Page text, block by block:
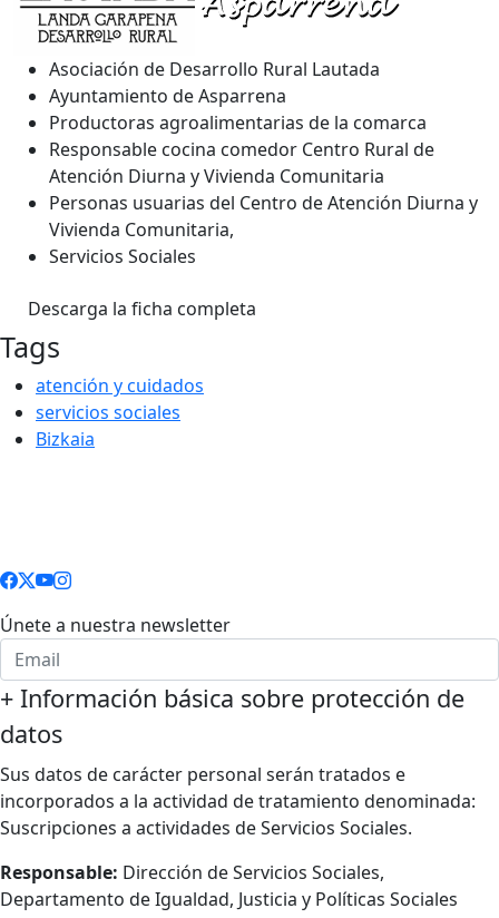
Asociación de Desarrollo Rural Lautada
Ayuntamiento de Asparrena
Productoras agroalimentarias de la comarca
Responsable cocina comedor Centro Rural de
Atención Diurna y Vivienda Comunitaria
Personas usuarias del Centro de Atención Diurna y
Vivienda Comunitaria,
Servicios Sociales
Descarga la ficha completa
Tags
atención y cuidados
servicios sociales
Bizkaia
Únete a nuestra newsletter
+ Información básica sobre protección de
datos
Sus datos de carácter personal serán tratados e
incorporados a la actividad de tratamiento denominada:
Suscripciones a actividades de Servicios Sociales.
Responsable: Dirección de Servicios Sociales,
Departamento de Igualdad, Justicia y Políticas Sociales